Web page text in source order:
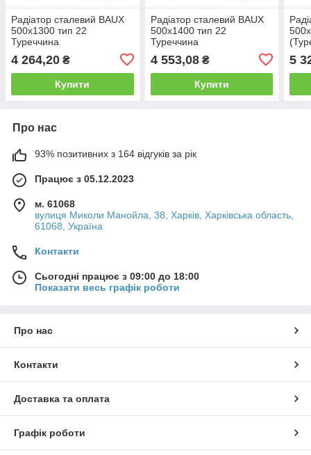
Радіатор сталевий BAUX
500x1300 тип 22
Туреччина
4 264,20 ₴
Купити
Радіатор сталевий BAUX
500x1400 тип 22
Туреччина
4 553,08₴
Купити
5
Про нас
93% позитивних з 164 відгуків за рік
Працює з 05.12.2023
м. 61068
вулиця Миколи Манойла, 38, Харків, Харківська область,
61068, Україна
Контакти
Сьогодні працює з 09:00 до 18:00
Показати весь графік роботи
Про нас
Контакти
Доставка та оплата
Графік роботи